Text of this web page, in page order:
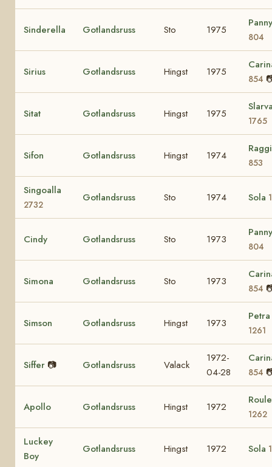
Sinderella Gotlandsruss Sto 1975
Panny
804
Sirius Gotlandsruss Hingst 1975
854
Sitat Gotlandsruss Hingst 1975
1765
Sifon Gotlandsruss Hingst 1974
853
Singoalla
2732
Gotlandsruss Sto 1974 Sola
Cindy Gotlandsruss Sto 1973
Panny
804
Simona Gotlandsruss Sto 1973
854
Simson Gotlandsruss Hingst 1973
Petra
1261
Siffer 📷 Gotlandsruss Valack
1972-
04-28
854
Apollo Gotlandsruss Hingst 1972
1262
Luckey
Boy
Gotlandsruss Hingst 1972 Sola